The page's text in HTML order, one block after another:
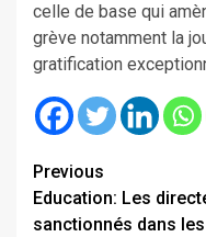
celle de base qui
grève notamment la
gratification
Continue
Reading
Previous
Education: Les
sanctionnés dans les